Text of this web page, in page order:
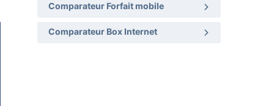
Comparateur Forfait mobile
Comparateur Box Internet